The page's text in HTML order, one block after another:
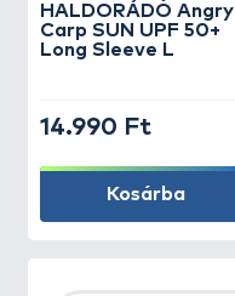
HALDORÁDÓ Angry
Carp SUN UPF 50+
Long Sleeve L
14.990 Ft
Kosárba